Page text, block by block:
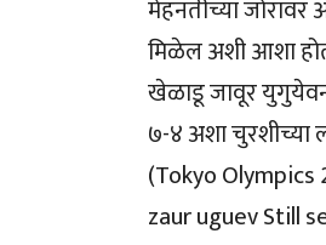
मेहनतीच्या जोरावर
मिळेल अशी आशा
खेळाडू जावूर
७-४ अशा चुरशीच्या
(Tokyo
zaur uguev Still